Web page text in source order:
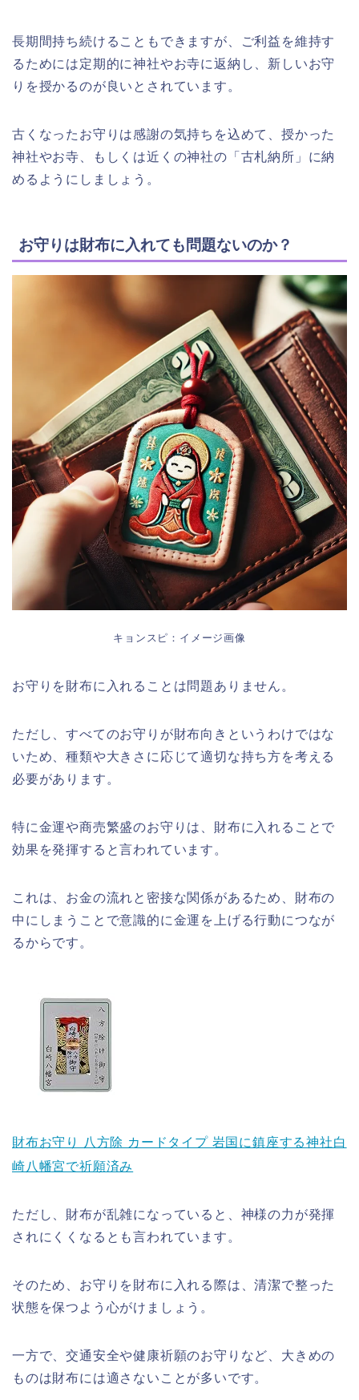
長期間持ち続けることもできますが、ご利益を維持す
るためには定期的に神社やお寺に返納し、新しいお守
りを授かるのが良いとされています。
古くなったお守りは感謝の気持ちを込めて、授かった
神社やお寺、もしくは近くの神社の「古札納所」に納
めるようにしましょう。
お守りは財布に入れても問題ないのか？
キョンスピ：イメージ画像
お守りを財布に入れることは問題ありません。
ただし、すべてのお守りが財布向きというわけではな
いため、種類や大きさに応じて適切な持ち方を考える
必要があります。
特に金運や商売繁盛のお守りは、財布に入れることで
効果を発揮すると言われています。
これは、お金の流れと密接な関係があるため、財布の
中にしまうことで意識的に金運を上げる行動につなが
るからです。
財布お守り 八方除 カードタイプ 岩国に鎮座する神社白
崎八幡宮で祈願済み
ただし、財布が乱雑になっていると、神様の力が発揮
されにくくなるとも言われています。
そのため、お守りを財布に入れる際は、清潔で整った
状態を保つよう心がけましょう。
一方で、交通安全や健康祈願のお守りなど、大きめの
ものは財布には適さないことが多いです。